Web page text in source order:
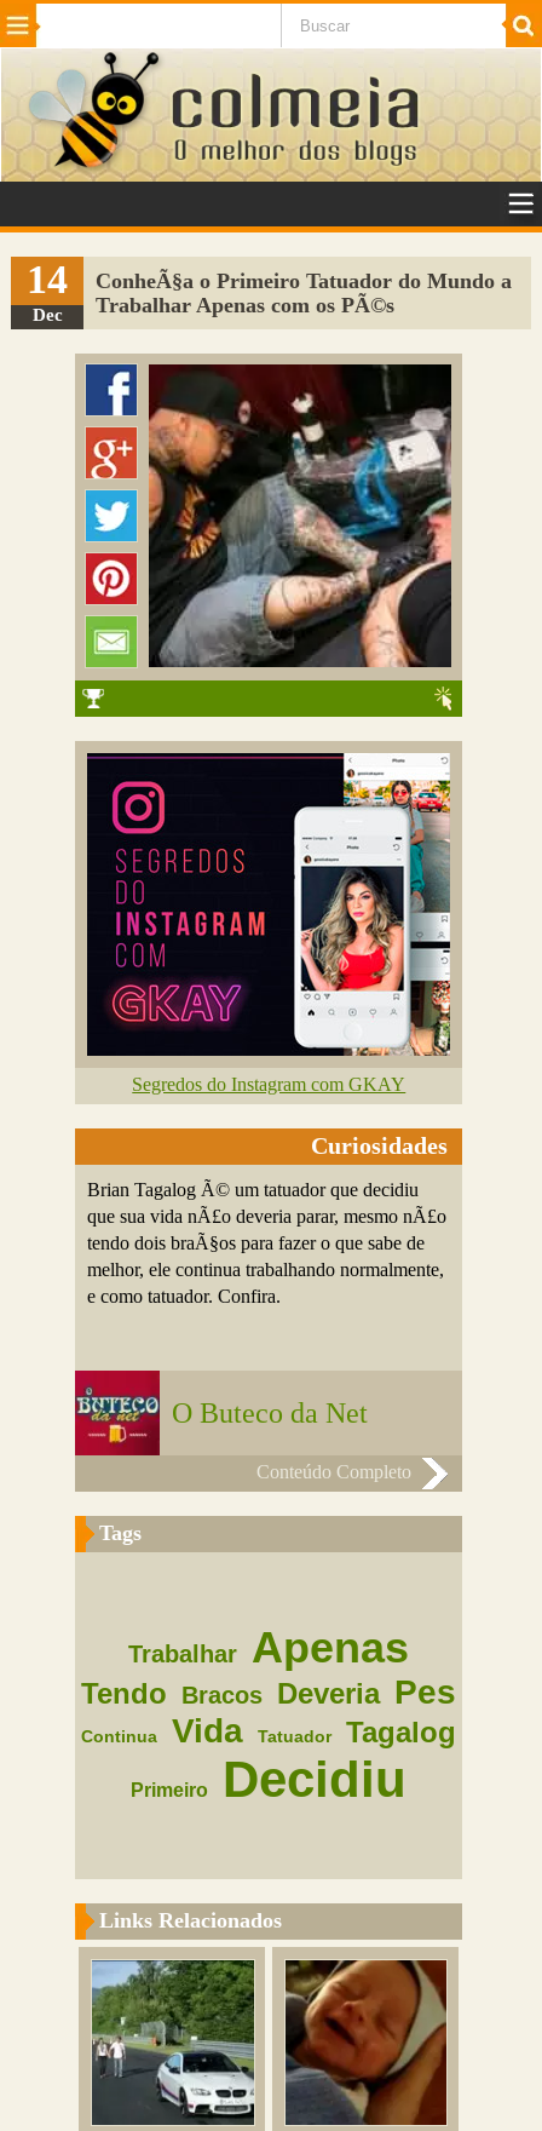
Beleza Cinema e TV
Internet Jogos NotÃ­cias SaÃºde
VeÃ­culos Adulto
Sugerir Link
Adicionar Blog
Colmeia Exchange
Perguntas Frequentes
14
Dec
ConheÃ§a o Primeiro Tatuador do Mundo a
Trabalhar Apenas com os PÃ©s
Segredos do Instagram com GKAY
Curiosidades
Brian Tagalog Ã© um tatuador que decidiu
que sua vida nÃ£o deveria parar, mesmo nÃ£o
tendo dois braÃ§os para fazer o que sabe de
melhor, ele continua trabalhando normalmente,
e como tatuador. Confira.
O Buteco da Net
Conteúdo Completo
Tags
Trabalhar Apenas
Tendo Bracos Deveria Pes
Continua Vida Tatuador Tagalog
Primeiro Decidiu
Links Relacionados